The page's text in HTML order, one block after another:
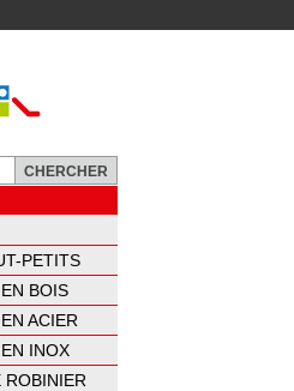
PETITS
BOIS
ACIER
INOX
ROBINIER